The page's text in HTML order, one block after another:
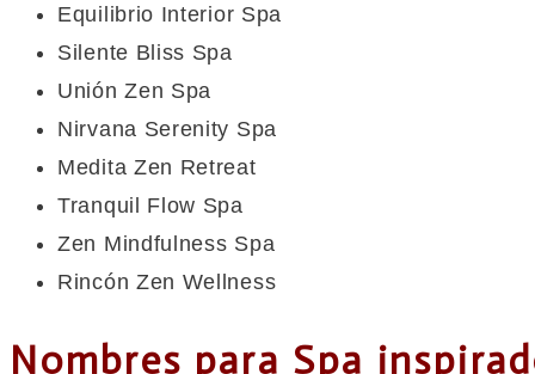
Equilibrio Interior Spa
Silente Bliss Spa
Unión Zen Spa
Nirvana Serenity Spa
Medita Zen Retreat
Tranquil Flow Spa
Zen Mindfulness Spa
Rincón Zen Wellness
Nombres para Spa